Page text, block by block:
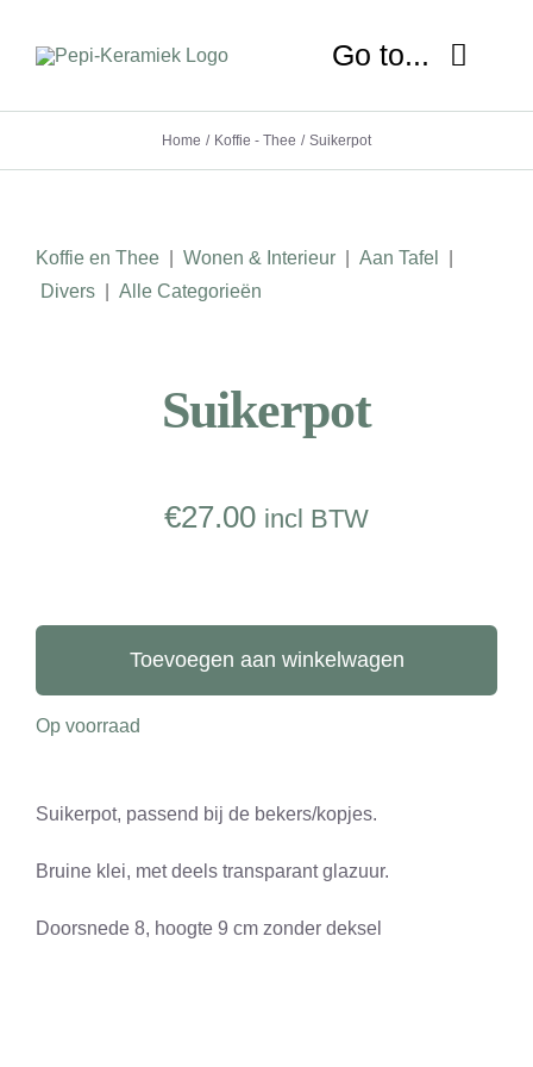
naar
Go to...
HOME
WORKSHOP
Home Koffie - Thee Suikerpot
Koffie en Thee| Wonen & Interieur| Aan Tafel
Divers| Alle Categorieën
Suikerpot
€27.00 incl BTW
aantal
Toevoegen aan winkelwagen
Op voorraad
Suikerpot, passend bij de bekers/kopjes.
Bruine klei, met deels transparant glazuur.
Doorsnede 8, hoogte 9 cm zonder deksel